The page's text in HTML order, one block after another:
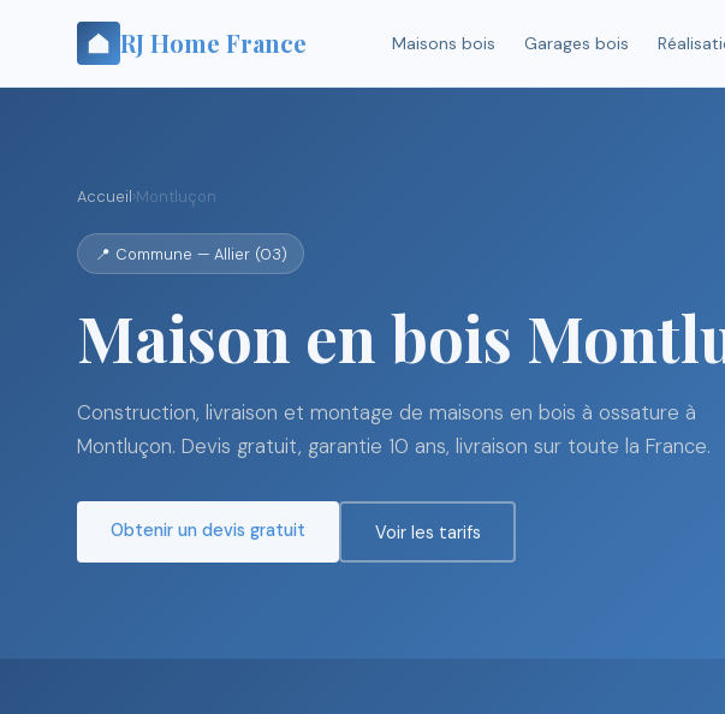
RJ Home France Maisons bois Garages bois
Accueil›Montluçon
📍 Commune — Allier (03)
Maison en bois
Construction, livraison et montage de maisons en bois à ossature à
Montluçon. Devis gratuit, garantie 10 ans, livraison sur toute la France.
Obtenir un devis gratuit Voir les tarifs